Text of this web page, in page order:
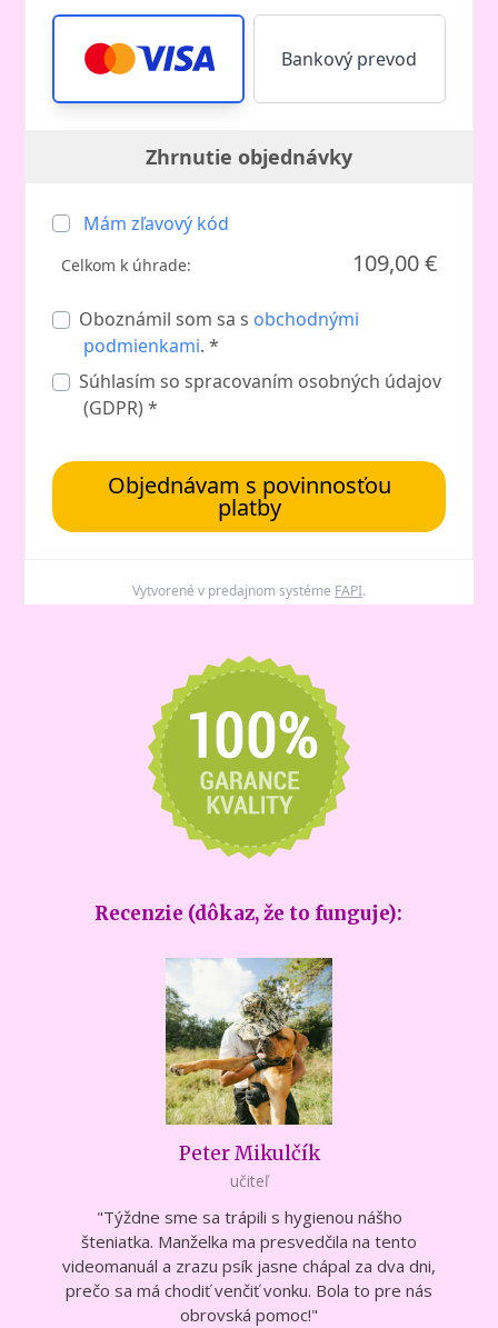
Bankový prevod
Zhrnutie objednávky
Mám zľavový kód
Celkom k úhrade: 109,00 €
Oboznámil som sa s obchodnými
podmienkami. *
Súhlasím so spracovaním osobných údajov
(GDPR) *
Objednávam s povinnosťou
platby
Vytvorené v predajnom systéme FAPI.
Recenzie (dôkaz, že to funguje):
Peter Mikulčík
učiteľ
"Týždne sme sa trápili s hygienou nášho
šteniatka. Manželka ma presvedčila na tento
videomanuál a zrazu psík jasne chápal za dva dni,
prečo sa má chodiť venčiť vonku. Bola to pre nás
obrovská pomoc!"